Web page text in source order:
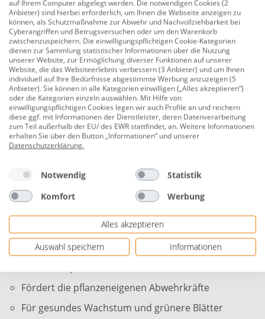
Produktnummer:0688100816
Zimmerpflanzen Dünger - Zimmerpflanzen richtig
pflegen und düngen Der Westland Zimmerpflanzen
Dünger sorgt für die optimale Nährstoffversorgung
der Pflanzen. Diese ausgewogene Mischung enthält
eine speziell auf die Bedürfnisse Ihrer Zimmerpflanzen
abgestimmte Kombination aus Nährstoffen und
Spurenelementen. Diese fördert gesundes und
kräftiges Wachstum, sattgrüne Blätter und üppige
Blüten. Zusammen mit der Westland Zimmerpflanzen
exakt richtigen Gießzeitpunkt anzeigt, sind Ihre
Zimmerpflanzen rundum versorgt.
Düngerkonzentrat mit Dosierspender
Ausgewogene Nährstoff-Formel
Liefert alle lebenswichtigen Nährstoffe und
Fördert die pflanzeneigenen Abwehrkräfte
Für gesundes Wachstum und grünere Blätter
auf Ihrem Computer abgelegt werden. Die notwendigen Cookies (2
Anbieter) sind hierbei erforderlich, um Ihnen die Webseite anzeigen zu
können, als Schutzmaßnahme zur Abwehr und Nachvollziehbarkeit bei
Cyberangriffen und Betrugsversuchen oder um den Warenkorb
zwischenzuspeichern. Die einwilligungspflichtigen Cookie-Kategorien
dienen zur Sammlung statistischer Informationen über die Nutzung
unserer Website, zur Ermöglichung diverser Funktionen auf unserer
Website, die das Websiteerlebnis verbessern (3 Anbieter) und um Ihnen
individuell auf Ihre Bedürfnisse abgestimmte Werbung anzuzeigen (5
Anbieter). Sie können in alle Kategorien einwilligen („Alles akzeptieren“)
oder die Kategorien einzeln auswählen. Mit Hilfe von
einwilligungspflichtigen Cookies legen wir auch Profile an und reichern
diese ggf. mit Informationen der Dienstleister, deren Datenverarbeitung
zum Teil außerhalb der EU/ des EWR stattfindet, an. Weitere Informationen
erhalten Sie über den Button „Informationen“ und unserer
Datenschutzerklärung.
Notwendig
Statistik
Komfort
Werbung
Alles akzeptieren
Auswahl speichern
Informationen